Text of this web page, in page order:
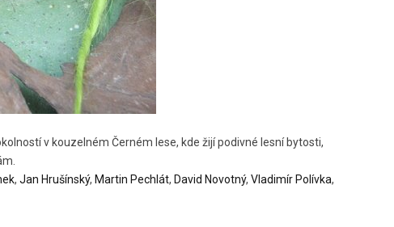
v kouzelném Černém lese, kde žijí podivné lesní bytosti,
, Jan Hrušínský, Martin Pechlát, David Novotný, Vladimír Polívka,